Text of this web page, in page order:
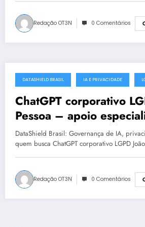
Redação OT3N 0 Comentários
julho 18, 2025
DATASHIELD BRASIL IA E PRIVACIDADE
ChatGPT corporativo
Pessoa – apoio
proteção de dados
DataShield Brasil: Governança de IA,
quem busca ChatGPT corporativo LGPD
Redação OT3N 0 Comentários